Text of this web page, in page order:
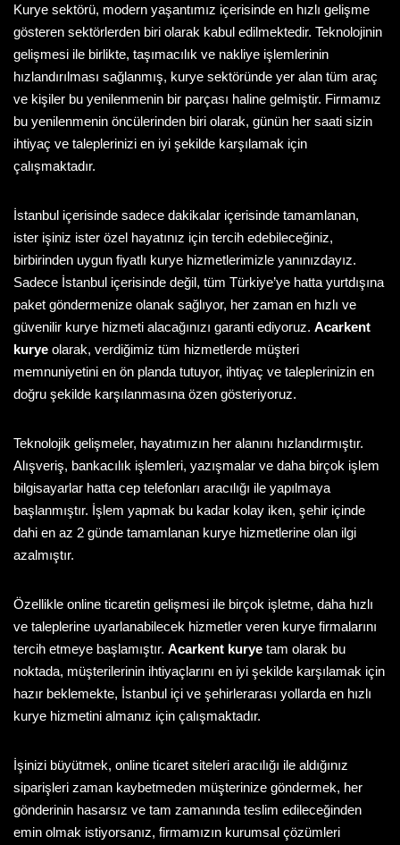
Kurye sektörü, modern yaşantımız içerisinde en hızlı gelişme
gösteren sektörlerden biri olarak kabul edilmektedir. Teknolojinin
gelişmesi ile birlikte, taşımacılık ve nakliye işlemlerinin
hızlandırılması sağlanmış, kurye sektöründe yer alan tüm araç
ve kişiler bu yenilenmenin bir parçası haline gelmiştir. Firmamız
bu yenilenmenin öncülerinden biri olarak, günün her saati sizin
ihtiyaç ve taleplerinizi en iyi şekilde karşılamak için
çalışmaktadır.
İstanbul içerisinde sadece dakikalar içerisinde tamamlanan,
ister işiniz ister özel hayatınız için tercih edebileceğiniz,
birbirinden uygun fiyatlı kurye hizmetlerimizle yanınızdayız.
Sadece İstanbul içerisinde değil, tüm Türkiye’ye hatta yurtdışına
paket göndermenize olanak sağlıyor, her zaman en hızlı ve
güvenilir kurye hizmeti alacağınızı garanti ediyoruz. Acarkent
kurye olarak, verdiğimiz tüm hizmetlerde müşteri
memnuniyetini en ön planda tutuyor, ihtiyaç ve taleplerinizin en
doğru şekilde karşılanmasına özen gösteriyoruz.
Teknolojik gelişmeler, hayatımızın her alanını hızlandırmıştır.
Alışveriş, bankacılık işlemleri, yazışmalar ve daha birçok işlem
bilgisayarlar hatta cep telefonları aracılığı ile yapılmaya
başlanmıştır. İşlem yapmak bu kadar kolay iken, şehir içinde
dahi en az 2 günde tamamlanan kurye hizmetlerine olan ilgi
azalmıştır.
Özellikle online ticaretin gelişmesi ile birçok işletme, daha hızlı
ve taleplerine uyarlanabilecek hizmetler veren kurye firmalarını
tercih etmeye başlamıştır. Acarkent kurye tam olarak bu
noktada, müşterilerinin ihtiyaçlarını en iyi şekilde karşılamak için
hazır beklemekte, İstanbul içi ve şehirlerarası yollarda en hızlı
kurye hizmetini almanız için çalışmaktadır.
İşinizi büyütmek, online ticaret siteleri aracılığı ile aldığınız
siparişleri zaman kaybetmeden müşterinize göndermek, her
gönderinin hasarsız ve tam zamanında teslim edileceğinden
emin olmak istiyorsanız, firmamızın kurumsal çözümleri